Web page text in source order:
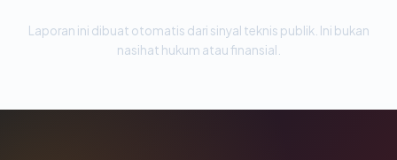
Laporan ini dibuat otomatis dari sinyal teknis publik. Ini bukan
nasihat hukum atau finansial.